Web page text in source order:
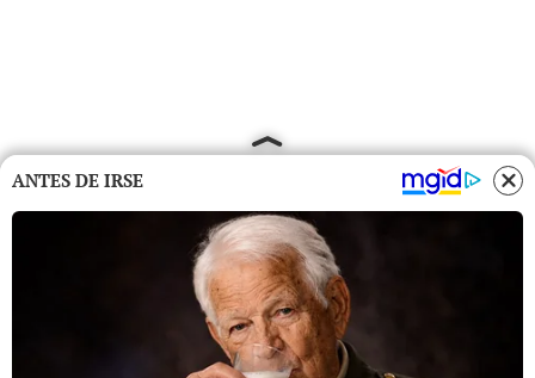
ANTES DE IRSE